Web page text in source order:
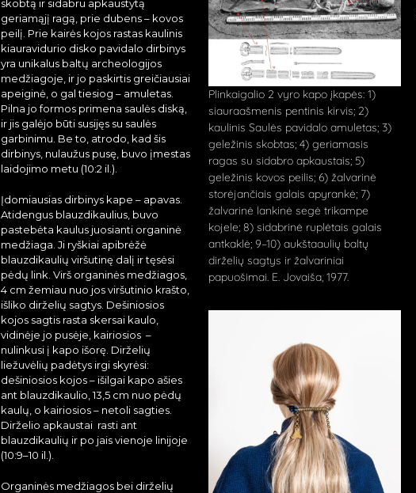
skobtą ir sidabru apkaustytą
geriamąjį ragą, prie dubens – kovos
peilį. Prie kairės kojos rastas kaulinis
kiauravidurio disko pavidalo dirbinys
yra unikalus baltų archeologijos
medžiagoje, ir jo paskirtis greičiausiai
apeiginė, o gal tiesiog – amuletas.
Pilna jo formos primena saulės diską,
ir jis galėjo būti susijęs su saulės
garbinimu. Be to, atrodo, kad šis
dirbinys, nulaužus pusę, buvo įmestas
laidojimo metu (10:2 il.).
Įdomiausias dirbinys kape – apavas.
Atidengus blauzdikaulius, buvo
pastebėta kaulus juosianti organinė
medžiaga. Ji ryškiai apibrėžė
blauzdikaulių viršutinę dalį ir tęsėsi
pėdų link. Virš organinės medžiagos,
4 cm žemiau nuo jos viršutinio krašto,
išliko dirželių sagtys. Dešiniosios
kojos sagtis rasta skersai kaulo,
vidinėje jo pusėje, kairiosios –
nulinkusi į kapo išorę. Dirželių
liežuvėlių padėtys irgi skyrėsi:
dešiniosios kojos – išilgai kapo ašies
ant blauzdikaulio, 13,5 cm nuo pėdų
kaulų, o kairiosios – netoli sagties.
Dirželio apkaustai rasti ant
blauzdikaulių ir po jais vienoje linijoje
(10:9–10 il.).
Organinės medžiagos bei dirželių
Plinkaigalio 2 vyro kapo įkapės: 1)
siauraašmenis pentinis kirvis; 2)
kaulinis Saulės pavidalo amuletas; 3)
geležinis skobtas; 4) geriamasis
ragas su sidabro apkaustais; 5)
geležinis kovos peilis; 6) žalvarinė
storėjančiais galais apyrankė; 7)
žalvarinė lankinė segė trikampe
kojele; 8) sidabrinė ruplėtais galais
antkaklė; 9–10) aukštaaulių baltų
dirželių sagtys ir žalvariniai
papuošimai. E. Jovaiša, 1977.